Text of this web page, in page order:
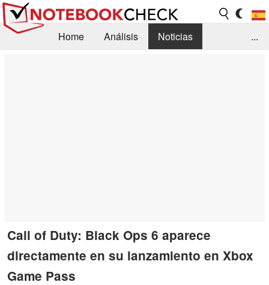
Home Análisis
Noticias
...
Call of Duty: Black Ops 6 aparece
directamente en su lanzamiento en Xbox
Game Pass